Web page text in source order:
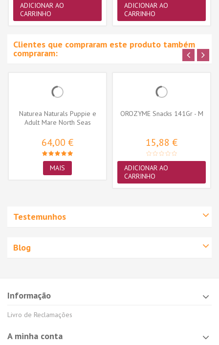
ADICIONAR AO
CARRINHO
ADICIONAR AO
CARRINHO
Clientes que compraram este produto também
compraram:
Naturea Naturals Puppie e
Adult Mare North Seas
64,00 €
MAIS
OROZYME Snacks 141Gr - M
15,88 €
ADICIONAR AO
CARRINHO
Testemunhos
Blog
Informação
Livro de Reclamações
A minha conta